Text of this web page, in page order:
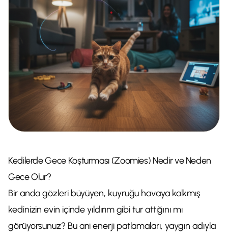
Kedilerde Gece Koşturması (Zoomies) Nedir ve Neden
Gece Olur?
Bir anda gözleri büyüyen, kuyruğu havaya kalkmış
kedinizin evin içinde yıldırım gibi tur attığını mı
görüyorsunuz? Bu ani enerji patlamaları, yaygın adıyla